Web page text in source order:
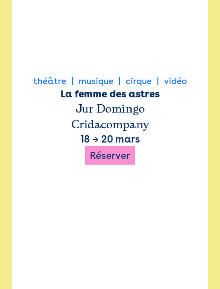
théâtre musique cirque vidéo
La femme des astres
Jur Domingo
Cridacompany
18 → 20 mars
Réserver